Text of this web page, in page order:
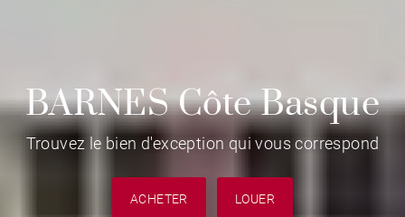
BARNES Côte Basque
Trouvez le bien d'exception qui vous correspond
ACHETER LOUER